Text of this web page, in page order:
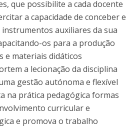
que possibilite a cada docente
a capacidade de conceber e
auxiliares da sua
os para a produção
e materiais didáticos
a lecionação da disciplina
gestão autónoma e flexível
na prática pedagógica formas
curricular e
e promova o trabalho